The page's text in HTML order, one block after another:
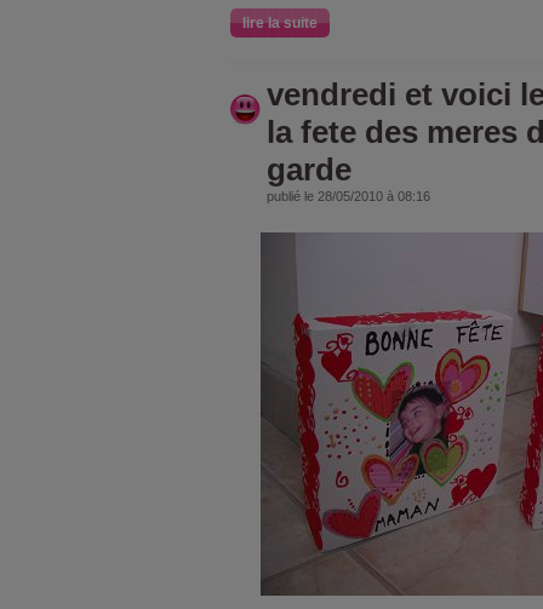
lire la suite
vendredi et voici
la fete des meres
garde
publié le 28/05/2010 à 08:16